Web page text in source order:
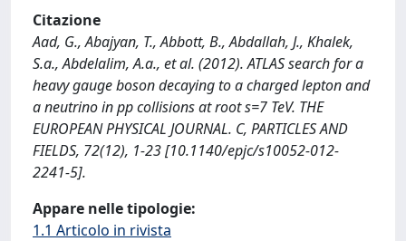
Citazione
Aad, G., Abajyan, T., Abbott, B., Abdallah, J., Khalek,
S.a., Abdelalim, A.a., et al. (2012). ATLAS search for a
heavy gauge boson decaying to a charged lepton and
a neutrino in pp collisions at root s=7 TeV. THE
EUROPEAN PHYSICAL JOURNAL. C, PARTICLES AND
FIELDS, 72(12), 1-23 [10.1140/epjc/s10052-012-
2241-5].
Appare nelle tipologie:
1.1 Articolo in rivista